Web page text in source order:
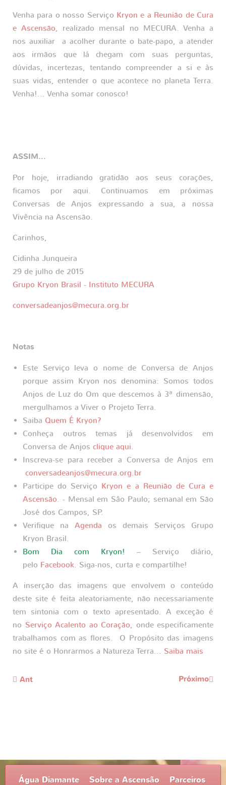
Venha para o nosso Serviço Kryon e a Reunião de Cura
e Ascensão, realizado mensal no MECURA. Venha a
nos auxiliar a acolher durante o bate-papo, a atender
aos irmãos que lá chegam com suas perguntas,
dúvidas, incertezas, tentando compreender a si e às
suas vidas, entender o que acontece no planeta Terra.
Venha!... Venha somar conosco!
ASSIM...
Por hoje, irradiando gratidão aos seus corações,
ficamos por aqui. Continuamos em próximas
Conversas de Anjos expressando a sua, a nossa
Vivência na Ascensão.
Carinhos,
Cidinha Junqueira
29 de julho de 2015
Grupo Kryon Brasil - Instituto MECURA
conversadeanjos@mecura.org.br
Notas
Este Serviço leva o nome de Conversa de Anjos
porque assim Kryon nos denomina: Somos todos
Anjos de Luz do Om que descemos à 3ª dimensão,
mergulhamos a Viver o Projeto Terra.
Saiba Quem É Kryon?
Conheça outros temas já desenvolvidos em
Conversa de Anjos clique aqui.
Inscreva-se para receber a Conversa de Anjos em
conversadeanjos@mecura.org.br
Participe do Serviço Kryon e a Reunião de Cura e
Ascensão. - Mensal em Sâo Paulo; semanal em São
José dos Campos, SP.
Verifique na Agenda os demais Serviços Grupo
Kryon Brasil.
Bom Dia com Kryon! – Serviço diário,
pelo Facebook. Siga-nos, curta e compartilhe!
A inserção das imagens que envolvem o conteúdo
deste site é feita aleatoriamente, não necessariamente
tem sintonia com o texto apresentado. A exceção é
no Serviço Acalento ao Coração, onde especificamente
trabalhamos com as flores. O Propósito das imagens
no site é o Honrarmos a Natureza Terra... Saiba mais
Ant Próximo
Água Diamante Sobre a Ascensão Parceiros